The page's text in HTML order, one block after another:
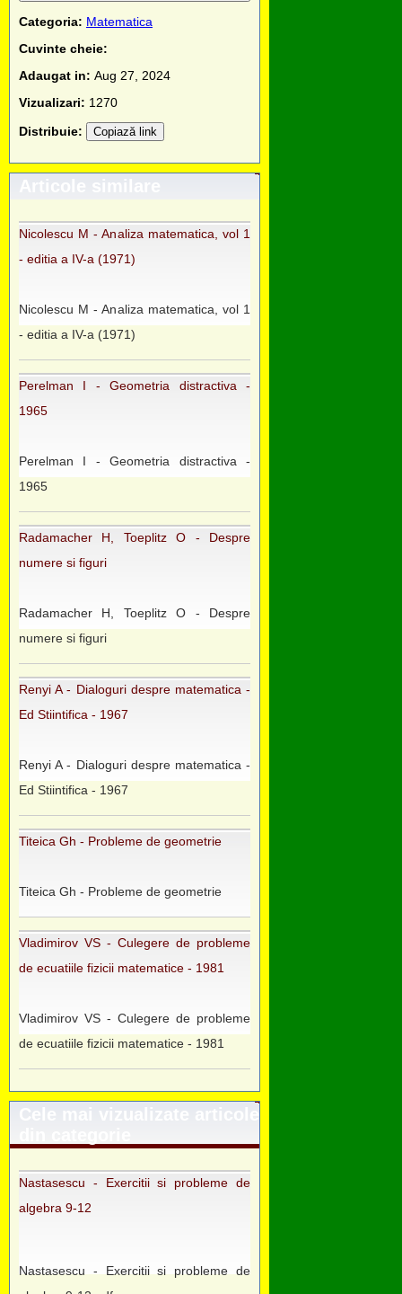
Categoria: Matematica
Cuvinte cheie:
Adaugat in: Aug 27, 2024
Vizualizari: 1270
Distribuie:
Copiază link
Articole similare
Nicolescu M - Analiza matematica, vol 1
- editia a IV-a (1971)
Nicolescu M - Analiza matematica, vol 1
- editia a IV-a (1971)
Perelman I - Geometria distractiva -
1965
Perelman I - Geometria distractiva -
1965
Radamacher H, Toeplitz O - Despre
numere si figuri
Radamacher H, Toeplitz O - Despre
numere si figuri
Renyi A - Dialoguri despre matematica -
Ed Stiintifica - 1967
Renyi A - Dialoguri despre matematica -
Ed Stiintifica - 1967
Titeica Gh - Probleme de geometrie
Titeica Gh - Probleme de geometrie
Vladimirov VS - Culegere de probleme
de ecuatiile fizicii matematice - 1981
Vladimirov VS - Culegere de probleme
de ecuatiile fizicii matematice - 1981
Cele mai vizualizate articole
Nastasescu - Exercitii si probleme de
algebra 9-12
Nastasescu - Exercitii si probleme de